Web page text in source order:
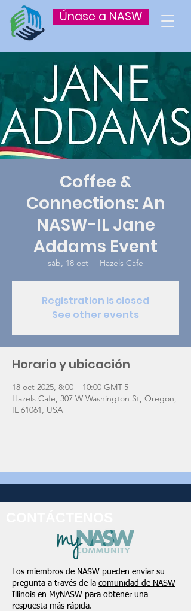
Únase a NASW
Coffee &
Connections: An
NASW-IL Jane
Addams Event
sáb, 18 oct
  |
Hazels Cafe
Registration is closed
See other events
Horario y ubicación
18 oct 2025, 8:00 – 10:00 GMT-5
Hazels Cafe, 307 W Washington St, Oregon,
IL 61061, USA
Los miembros de NASW pueden enviar su
pregunta a través de la comunidad de NASW
Illinois en MyNASW para obtener una
respuesta más rápida.